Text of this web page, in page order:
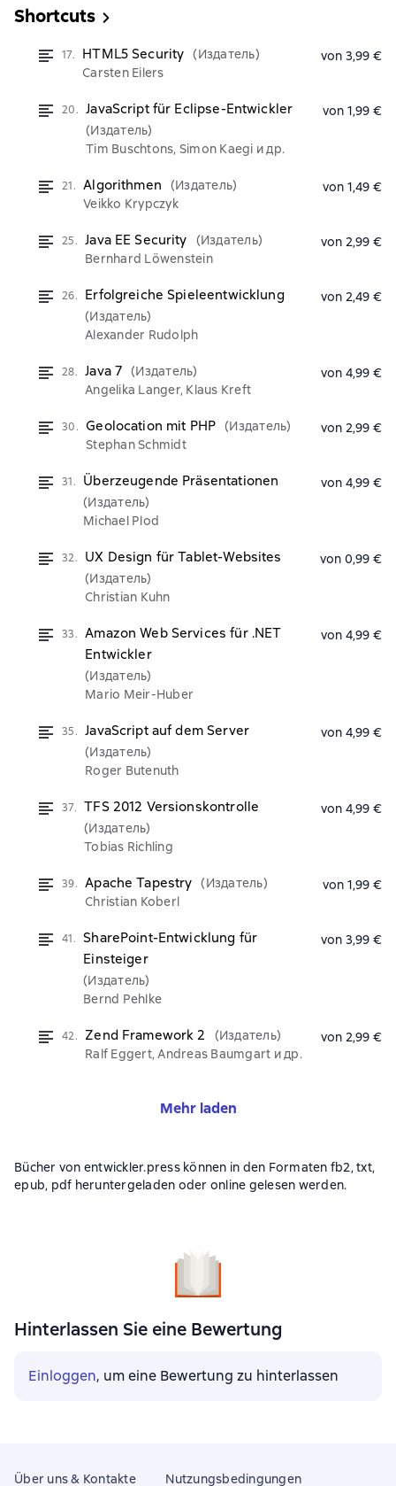
Shortcuts
17. HTML5 Security (Издатель)
Carsten Eilers
von 3,99 €
20. JavaScript für Eclipse-Entwickler
(Издатель)
Tim Buschtons, Simon Kaegi и др.
von 1,99 €
21. Algorithmen
(Издатель)
Veikko Krypczyk
von 1,49 €
25. Java EE Security
(Издатель)
Bernhard Löwenstein
von 2,99 €
26. Erfolgreiche Spieleentwicklung
(Издатель)
Alexander Rudolph
von 2,49 €
28. Java 7 (Издатель)
Angelika Langer, Klaus Kreft
von 4,99 €
30. Geolocation mit PHP (Издатель)
Stephan Schmidt
von 2,99 €
31. Überzeugende Präsentationen
(Издатель)
Michael Plod
von 4,99 €
32. UX Design für Tablet-Websites
(Издатель)
Christian Kuhn
von 0,99 €
33. Amazon Web Services für .NET
Entwickler
(Издатель)
Mario Meir-Huber
von 4,99 €
35. JavaScript auf dem Server
(Издатель)
Roger Butenuth
von 4,99 €
37. TFS 2012 Versionskontrolle
(Издатель)
Tobias Richling
von 4,99 €
39. Apache Tapestry (Издатель)
Christian Koberl
von 1,99 €
41.
SharePoint-Entwicklung für
Einsteiger
(Издатель)
Bernd Pehlke
von 3,99 €
42. Zend Framework 2
(Издатель)
Ralf Eggert, Andreas Baumgart и др.
von 2,99 €
Mehr laden
Bücher von entwickler.press können in den Formaten fb2, txt,
epub, pdf heruntergeladen oder online gelesen werden.
Hinterlassen Sie eine Bewertung
Einloggen, um eine Bewertung zu hinterlassen
Über uns & Kontakte Nutzungsbedingungen